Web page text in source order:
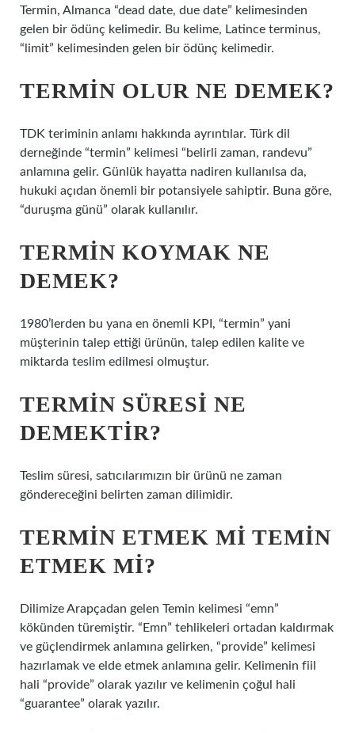
Termin, Almanca “dead date, due date” kelimesinden
gelen bir ödünç kelimedir. Bu kelime, Latince terminus,
“limit” kelimesinden gelen bir ödünç kelimedir.
TERMIN OLUR NE DEMEK?
TDK teriminin anlamı hakkında ayrıntılar. Türk dil
derneğinde “termin” kelimesi “belirli zaman, randevu”
anlamına gelir. Günlük hayatta nadiren kullanılsa da,
hukuki açıdan önemli bir potansiyele sahiptir. Buna göre,
“duruşma günü” olarak kullanılır.
TERMIN KOYMAK NE
DEMEK?
1980’lerden bu yana en önemli KPI, “termin” yani
müşterinin talep ettiği ürünün, talep edilen kalite ve
miktarda teslim edilmesi olmuştur.
TERMIN SÜRESI NE
DEMEKTIR?
Teslim süresi, satıcılarımızın bir ürünü ne zaman
göndereceğini belirten zaman dilimidir.
TERMIN ETMEK MI TEMIN
ETMEK MI?
Dilimize Arapçadan gelen Temin kelimesi “emn”
kökünden türemiştir. “Emn” tehlikeleri ortadan kaldırmak
ve güçlendirmek anlamına gelirken, “provide” kelimesi
hazırlamak ve elde etmek anlamına gelir. Kelimenin fiil
hali “provide” olarak yazılır ve kelimenin çoğul hali
“guarantee” olarak yazılır.